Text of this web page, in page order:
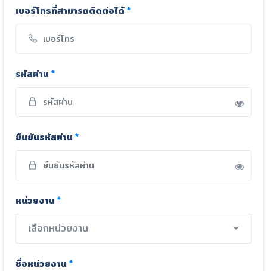
เบอร์โทรที่สามารถติดต่อได้*
รหัสผ่าน *
ยืนยันรหัสผ่าน *
หน่วยงาน *
เลือกหน่วยงาน
ชื่อหน่วยงาน *